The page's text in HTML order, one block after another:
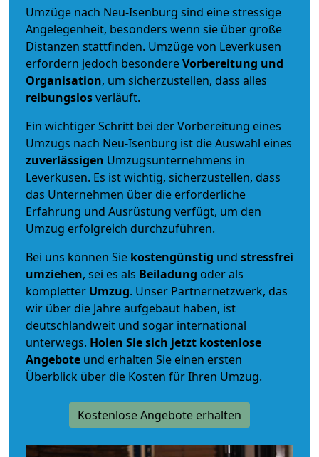
Umzüge nach Neu-Isenburg sind eine stressige
Angelegenheit, besonders wenn sie über große
Distanzen stattfinden. Umzüge von Leverkusen
erfordern jedoch besondereVorbereitung und
Organisation, um sicherzustellen, dass alles
reibungslosverläuft.
Ein wichtiger Schritt bei der Vorbereitung eines
Umzugs nach Neu-Isenburg ist die Auswahl eines
zuverlässigen Umzugsunternehmens in
Leverkusen. Es ist wichtig, sicherzustellen, dass
das Unternehmen über die erforderliche
Erfahrung und Ausrüstung verfügt, um den
Umzug erfolgreich durchzuführen.
Bei uns können Sie kostengünstig und stressfrei
umziehen, sei es als Beiladung oder als
kompletter Umzug. Unser Partnernetzwerk, das
wir über die Jahre aufgebaut haben, ist
deutschlandweit und sogar international
unterwegs. Holen Sie sich jetzt kostenlose
Angebote und erhalten Sie einen ersten
Überblick über die Kosten für Ihren Umzug.
Kostenlose Angebote erhalten